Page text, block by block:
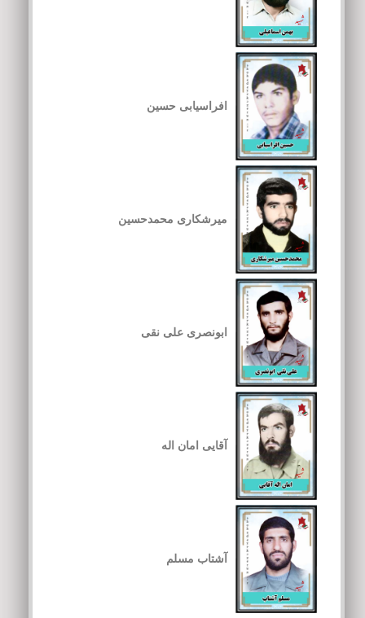
افراسیابی حسین
میرشکاری محمدحسین
ابونصری علی نقی
آقایی امان اله
آشتاب مسلم